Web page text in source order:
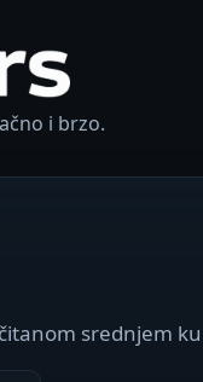
i brzo.
srednjem